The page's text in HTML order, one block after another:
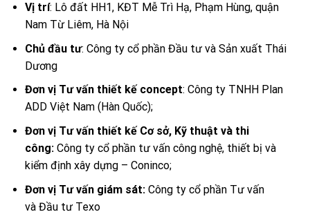
Vị trí: Lô đất HH1, KĐT Mễ Trì Hạ, Phạm Hùng, quận
Nam Từ Liêm, Hà Nội
Chủ đầu tư: Công ty cổ phần Đầu tư và Sản xuất Thái
Dương
Đơn vị Tư vấn thiết kế concept: Công ty TNHH Plan
ADD Việt Nam (Hàn Quốc);
Đơn vị Tư vấn thiết kế Cơ sở, Kỹ thuật và thi
công:Công ty cổ phần tư vấn công nghệ, thiết bị và
kiểm định xây dựng – Coninco;
Đơn vị Tư vấn giám sát:Công ty cổ phần Tư vấn
và Đầu tư Texo